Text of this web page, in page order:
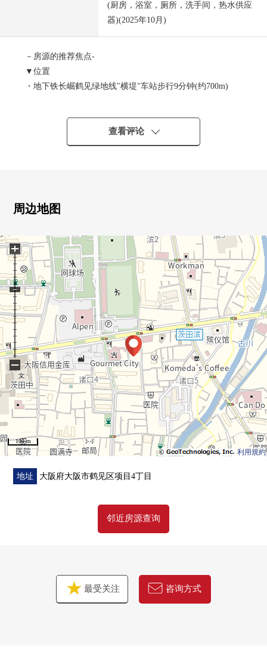
(厨房，浴室，厕所，洗手间，热水供应
器)(2025年10月)
－房源的推荐焦点-
▼位置
・地下铁长崛鹤见绿地线"横堤"车站步行9分钟(约700m)
▼Mansion的特徴
・7层楼RC造，79户总户数的Mansion
・可饲养宠物(出自规章的限制有)
・作为阳光良好度的面朝东的房间
▼设备
・洗碗机
・净水器
・浴室烘干机
・温水冲洗马桶座
▼翻新内容(2025年10月实施)
・组合厨房
・整体卫浴
・厕所
・盥洗台
・热水供应器
・洗衣槽
・门
・配电板
・开关，插座
・美食城鹤见商店步行2分钟(约140m)
查看评论
周边地图
利用規約
100 m
+
−
地址 大阪府大阪市鹤见区项目4丁目
邻近房源查询
最受关注 咨询方式